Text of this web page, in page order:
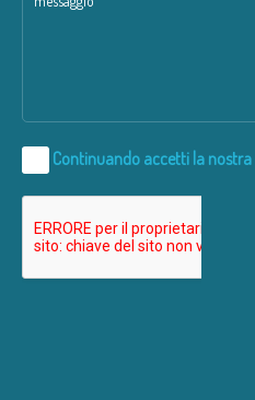
Continuando accetti la nostra